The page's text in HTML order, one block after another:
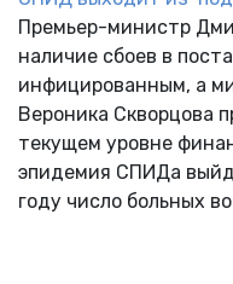
Премьер-министр
наличие сбоев в
инфицированным, а
Вероника Скворцова
текущем уровне
эпидемия СПИДа
году число больных